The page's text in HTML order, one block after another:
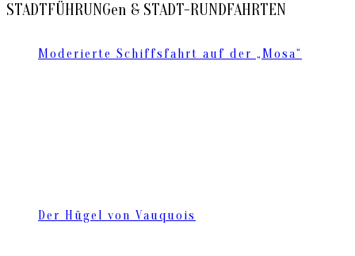
STADTFÜHRUNGen & STADT-RUNDFAHRTEN
Moderierte Schiffsfahrt auf der „Mosa“
Der Hügel von Vauquois